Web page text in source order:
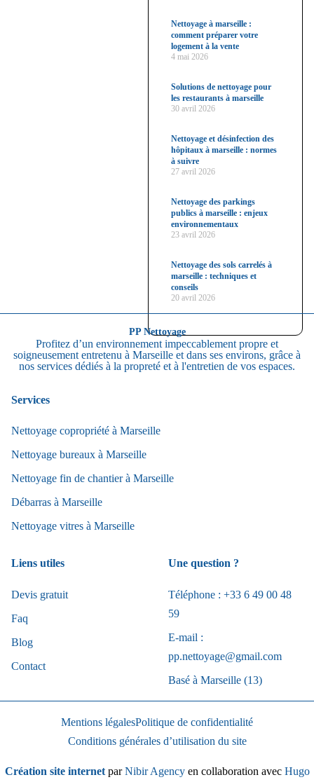
Nettoyage à marseille :
comment préparer votre
logement à la vente
4 mai 2026
Solutions de nettoyage pour
les restaurants à marseille
30 avril 2026
Nettoyage et désinfection des
hôpitaux à marseille : normes
à suivre
27 avril 2026
Nettoyage des parkings
publics à marseille : enjeux
environnementaux
23 avril 2026
Nettoyage des sols carrelés à
marseille : techniques et
conseils
20 avril 2026
PP Nettoyage
Profitez d’un environnement impeccablement propre et
soigneusement entretenu à Marseille et dans ses environs, grâce à
nos services dédiés à la propreté et à l'entretien de vos espaces.
Services
Nettoyage copropriété à Marseille
Nettoyage bureaux à Marseille
Nettoyage fin de chantier à Marseille
Débarras à Marseille
Nettoyage vitres à Marseille
Liens utiles
Devis gratuit
Faq
Blog
Contact
Une question ?
Téléphone : +33 6 49 00 48
59
E-mail :
pp.nettoyage@gmail.com
Basé à Marseille (13)
Mentions légalesPolitique de confidentialité
Conditions générales d’utilisation du site
Création site internetparNibir Agencyen collaboration avec Hugo